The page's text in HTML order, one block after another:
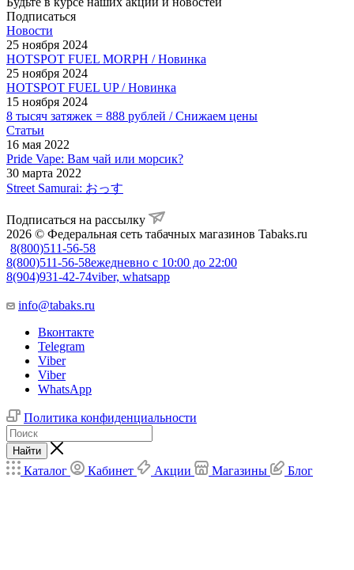
Подписаться
Новости
25 ноября 2024
HOTSPOT FUEL MORPH / Новинка
25 ноября 2024
HOTSPOT FUEL UP / Новинка
15 ноября 2024
8 тысяч затяжек = 888 рублей / Снижаем цены
Статьи
16 мая 2022
Pride Vape: Вам чай или морсик?
30 марта 2022
Street Samurai: おっす
Подписаться на рассылку
2026 © Федеральная сеть табачных магазинов Tabaks.ru
8(800)511-56-58
8(800)511-56-58ежедневно с 10:00 до 22:00
8(904)931-42-74viber, whatsapp
info@tabaks.ru
Вконтакте
Telegram
Viber
Viber
WhatsApp
Политика конфиденциальности
Найти
Каталог Кабинет Акции Магазины Блог